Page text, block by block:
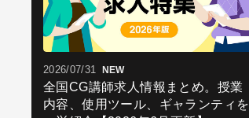
2026/07/31 NEW
全国CG講師求人情報まとめ。授業
内容、使用ツール、ギャランティを